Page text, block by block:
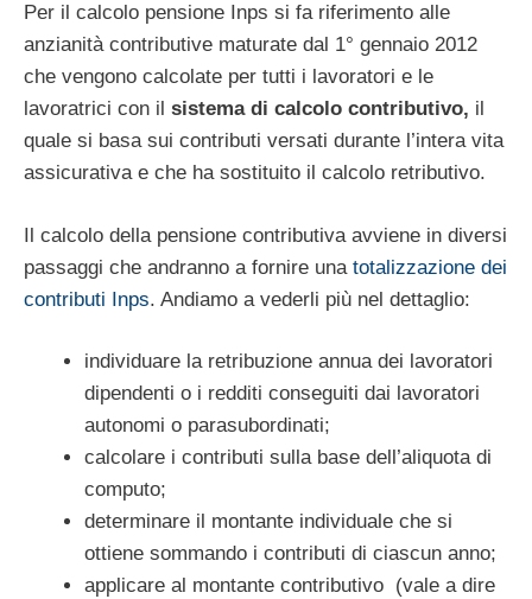
Per il calcolo pensione Inps si fa riferimento alle
anzianità contributive maturate dal 1° gennaio 2012
che vengono calcolate per tutti i lavoratori e le
lavoratrici con il sistema di calcolo contributivo, il
quale si basa sui contributi versati durante l’intera vita
assicurativa e che ha sostituito il calcolo retributivo.
Il calcolo della pensione contributiva avviene in diversi
passaggi che andranno a fornire unatotalizzazione dei
contributi Inps. Andiamo a vederli più nel dettaglio:
individuare la retribuzione annua dei lavoratori
dipendenti o i redditi conseguiti dai lavoratori
autonomi o parasubordinati;
calcolare i contributi sulla base dell’aliquota di
computo;
determinare il montante individuale che si
ottiene sommando i contributi di ciascun anno;
applicare al montante contributivo (vale a dire